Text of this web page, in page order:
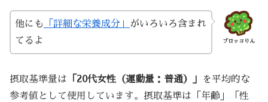
ブロッコりん
他にも 「詳細な栄養成分」
がいろいろ含まれ
てるよ
摂取基準量は 「20代女性（運動量：普通）」
を平均的な
参考値として使用しています。摂取基準は「年齢」「性